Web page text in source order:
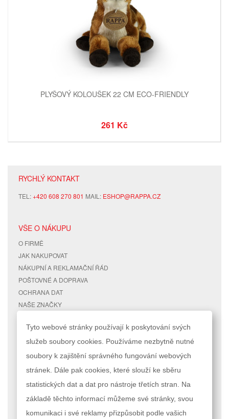
PLYŠOVÝ KOLOUŠEK 22 CM ECO-FRIENDLY
261 Kč
RYCHLÝ KONTAKT
TEL:+420 608 270 801 MAIL: ESHOP@RAPPA.CZ
VŠE O NÁKUPU
O FIRMĚ
JAK NAKUPOVAT
NÁKUPNÍ A REKLAMAČNÍ ŘÁD
POŠTOVNÉ A DOPRAVA
OCHRANA DAT
NAŠE ZNAČKY
RYCHLÉ ODKAZY
MAPA STRÁNEK
VYHLEDÁVANÉ TERMÍNY
POKROČILÉ VYHLEDÁVÁNÍ
ÚČET
MŮJ ÚČET
STAV OBJEDNÁVKY
Podle zákona o evidenci tržeb je prodávající povinen vystavit kupujícímu
účtenku. Zároveň je povinen zaevidovat přijatou tržbu u správce daně
Tyto webové stránky používají k poskytování svých
služeb soubory cookies. Používáme nezbytně nutné
soubory k zajištění správného fungování webových
stránek. Dále pak cookies, které slouží ke sběru
statistických dat a dat pro nástroje třetích stran. Na
základě těchto informací můžeme své stránky, svou
komunikaci i své reklamy přizpůsobit podle vašich